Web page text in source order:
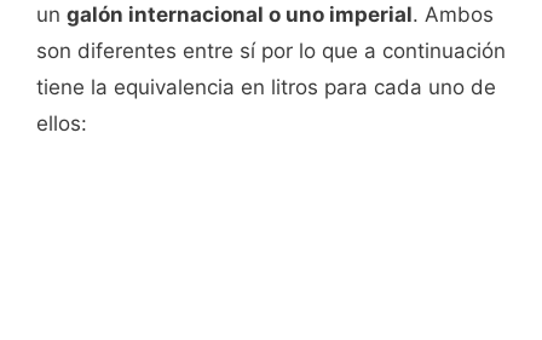
un galón internacional o uno imperial. Ambos
son diferentes entre sí por lo que a continuación
tiene la equivalencia en litros para cada uno de
ellos: